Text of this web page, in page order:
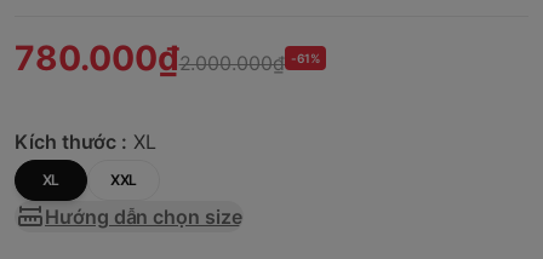
780.000₫2.000.000₫ -61%
Kích thước : XL
XL XXL
Hướng dẫn chọn size